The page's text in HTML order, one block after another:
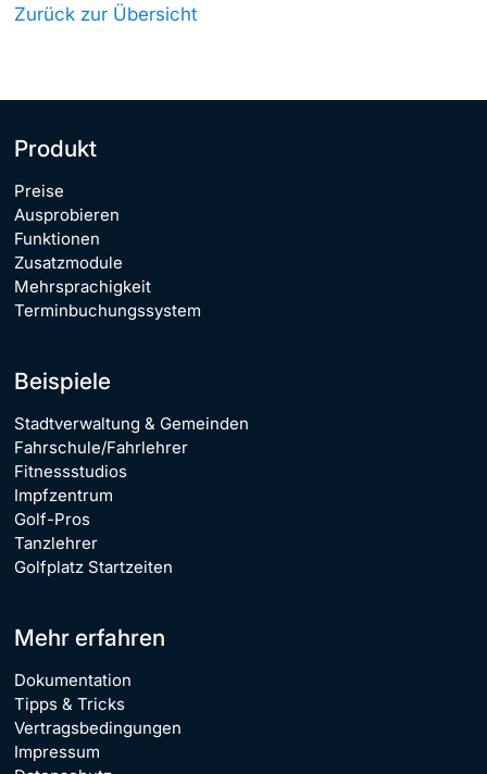
Zurück zur Übersicht
Produkt
Preise
Ausprobieren
Funktionen
Zusatzmodule
Mehrsprachigkeit
Terminbuchungssystem
Beispiele
Stadtverwaltung & Gemeinden
Fahrschule/Fahrlehrer
Fitnessstudios
Impfzentrum
Golf-Pros
Tanzlehrer
Golfplatz Startzeiten
Mehr erfahren
Dokumentation
Tipps & Tricks
Vertragsbedingungen
Impressum